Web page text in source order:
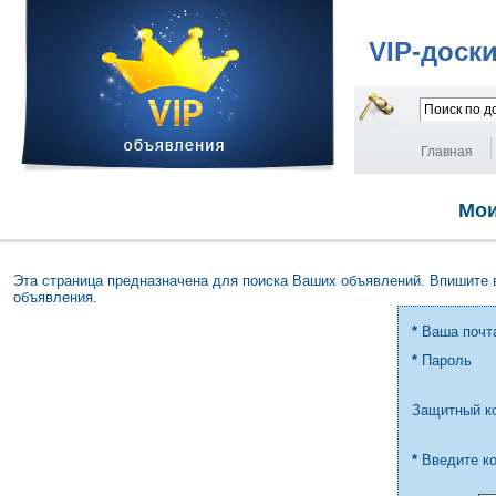
VIP-
Главная
Эта страница предназначена для поиска Ваших объявлений.
объявления.
*Ваша
*Пароль
Защитный
*Введите